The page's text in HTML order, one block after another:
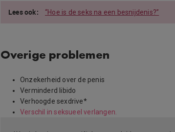
“Hoe is de seks na een besnijdenis?”
Overige problemen
Onzekerheid over de penis
Verminderd libido
Verhoogde sexdrive*
Verschil in seksueel verlangen.